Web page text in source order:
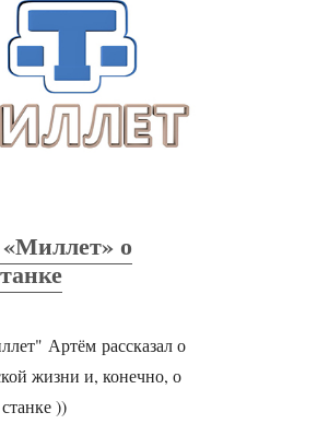
о
Артём рассказал о
жизни и, конечно, о
))